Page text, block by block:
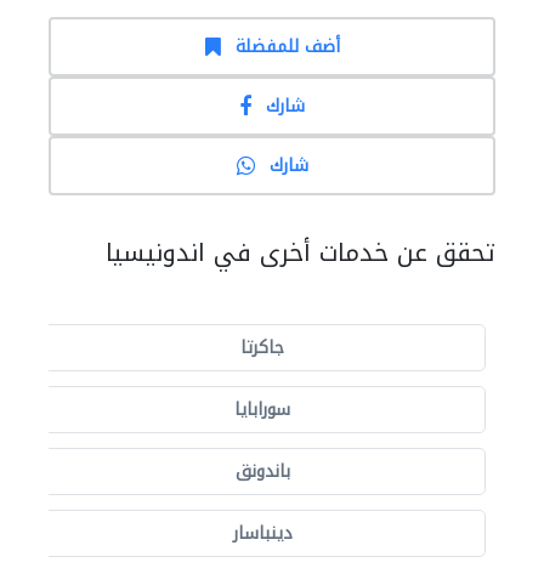
أضف للمفضلة
شارك
شارك
تحقق عن خدمات أخرى في اندونيسيا
جاكرتا
سورابايا
باندونق
دينباسار